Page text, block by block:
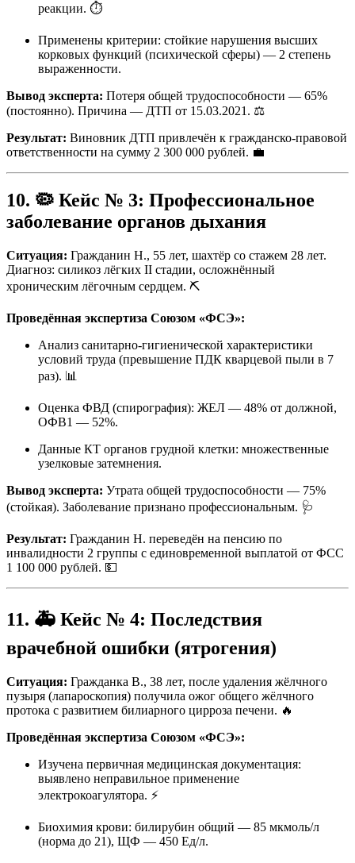
реакции. ⏱️
Применены критерии: стойкие нарушения высших
корковых функций (психической сферы) — 2 степень
выраженности.
Вывод эксперта: Потеря общей трудоспособности — 65%
(постоянно). Причина — ДТП от 15.03.2021. ⚖️
Результат: Виновник ДТП привлечён к гражданско-правовой
ответственности на сумму 2 300 000 рублей. 💼
10. 🦠 Кейс № 3: Профессиональное
заболевание органов дыхания
Ситуация: Гражданин Н., 55 лет, шахтёр со стажем 28 лет.
Диагноз: силикоз лёгких II стадии, осложнённый
хроническим лёгочным сердцем. ⛏️
Проведённая экспертиза Союзом «ФСЭ»:
Анализ санитарно-гигиенической характеристики
условий труда (превышение ПДК кварцевой пыли в 7
раз). 📊
Оценка ФВД (спирография): ЖЕЛ — 48% от должной,
ОФВ1 — 52%.
Данные КТ органов грудной клетки: множественные
узелковые затемнения.
Вывод эксперта: Утрата общей трудоспособности — 75%
(стойкая). Заболевание признано профессиональным. 🩺
Результат: Гражданин Н. переведён на пенсию по
инвалидности 2 группы с единовременной выплатой от ФСС
1 100 000 рублей. 💵
11. 🚑 Кейс № 4: Последствия
врачебной ошибки (ятрогения)
Ситуация: Гражданка В., 38 лет, после удаления жёлчного
пузыря (лапароскопия) получила ожог общего жёлчного
протока с развитием билиарного цирроза печени. 🔥
Проведённая экспертиза Союзом «ФСЭ»:
Изучена первичная медицинская документация:
выявлено неправильное применение
электрокоагулятора. ⚡
Биохимия крови: билирубин общий — 85 мкмоль/л
(норма до 21), ЩФ — 450 Ед/л.